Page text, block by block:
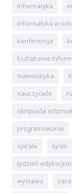
informatyka
informatyka w
konferencja
kształcenie
matematyka
nauczyciele
olimpiada
programowanie
spirale
sysło
tydzień edykacji
wystawa